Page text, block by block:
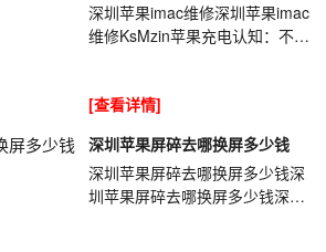
深圳苹果imac维修深圳苹果imac
维修KsMzin苹果充电认知：不要
锂电池的最大杀...
[查看详情]
深圳苹果屏碎去哪换屏多少钱
深圳苹果屏碎去哪换屏多少钱深
圳苹果屏碎去哪换屏多少钱深圳